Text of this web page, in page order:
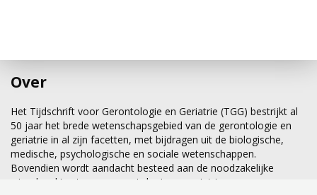
Over
Het Tijdschrift voor Gerontologie en Geriatrie (TGG) bestrijkt al
50 jaar het brede wetenschapsgebied van de gerontologie en
geriatrie in al zijn facetten, met bijdragen uit de biologische,
medische, psychologische en sociale wetenschappen.
Bovendien wordt aandacht besteed aan de noodzakelijke
wisselwerking tussen gerontologie en geriatrie.